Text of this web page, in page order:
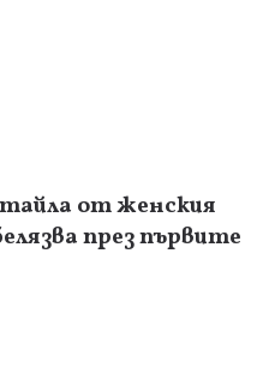
от женския
през първите